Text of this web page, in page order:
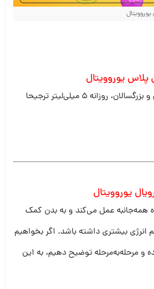
یوروویتال
کودکان ۴ سال به بالا، نوجوانان و بزرگسالان، روزانه ۵ میلی‌لیتر ترجیحا
یوروویتال
همه‌جانبه عمل می‌کند و به بدن کمک
بیشتری داشته باشد. اگر بخواهیم
و مرحله‌به‌مرحله توضیح دهیم، به این